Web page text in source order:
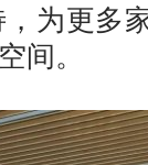
为更多
间。